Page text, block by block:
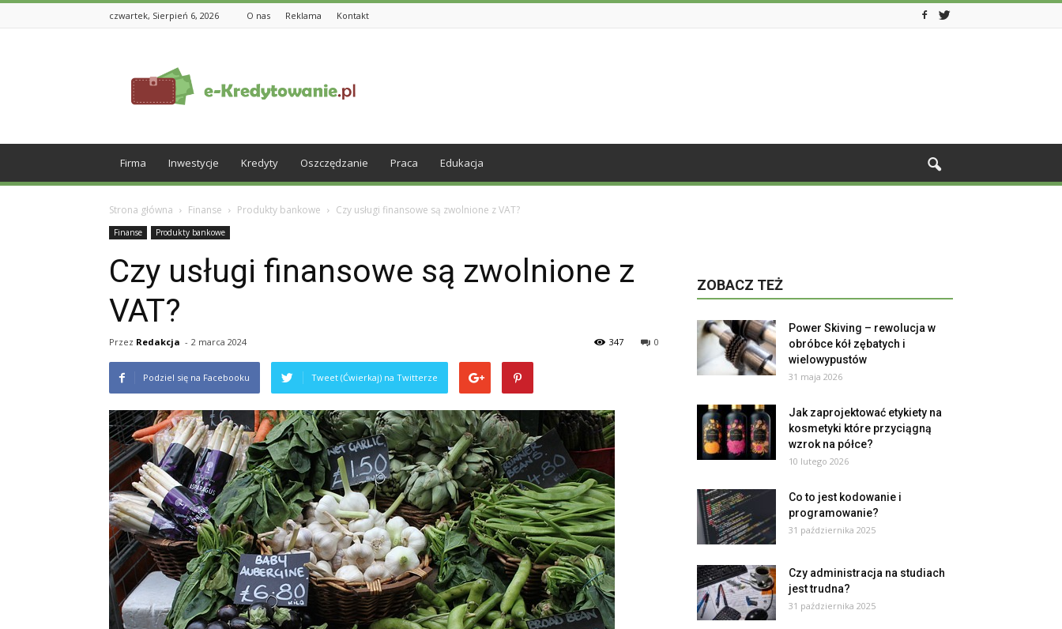
czwartek, Sierpień 6, 2026 O nas Reklama Kontakt
Kredytowanie.pl
Firma Inwestycje Kredyty Oszczędzanie Praca Edukacja
Strona główna Finanse Produkty bankowe Czy usługi finansowe są zwolnione z VAT?
Finanse Produkty bankowe
Czy usługi finansowe są zwolnione z
VAT?
Przez Redakcja - 2 marca 2024 0
347
Podziel się na Facebooku Tweet (Ćwierkaj) na Twitterze
ZOBACZ TEŻ
Power Skiving – rewolucja w
obróbce kół zębatych i
wielowypustów
31 maja 2026
Jak zaprojektować etykiety na
kosmetyki które przyciągną
wzrok na półce?
10 lutego 2026
Co to jest kodowanie i
programowanie?
31 października 2025
Czy administracja na studiach
jest trudna?
31 października 2025